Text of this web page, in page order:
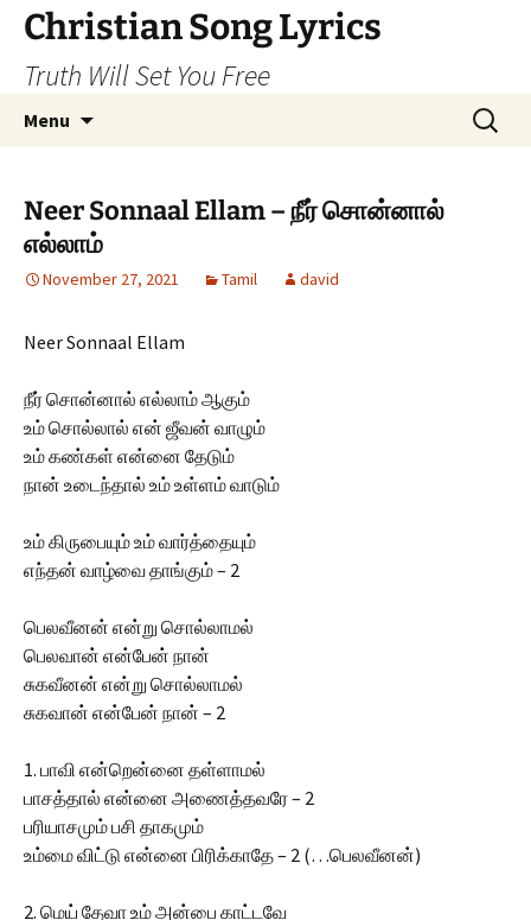
Skip
content
Christian Song Lyrics
Truth Will Set You Free
Menu
Search
for:
Neer Sonnaal Ellam – நீர் சொன்னால்
எல்லாம்
November 27, 2021 Tamil david
Neer Sonnaal Ellam
நீர் சொன்னால் எல்லாம் ஆகும்
உம் சொல்லால் என் ஜீவன் வாழும்
உம் கண்கள் என்னை தேடும்
நான் உடைந்தால் உம் உள்ளம் வாடும்
உம் கிருபையும் உம் வார்த்தையும்
எந்தன் வாழ்வை தாங்கும் – 2
பெலவீனன் என்று சொல்லாமல்
பெலவான் என்பேன் நான்
சுகவீனன் என்று சொல்லாமல்
சுகவான் என்பேன் நான் – 2
1. பாவி என்றென்னை தள்ளாமல்
பாசத்தால் என்னை அணைத்தவரே – 2
பரியாசமும் பசி தாகமும்
உம்மை விட்டு என்னை பிரிக்காதே – 2 (…பெலவீனன்)
2. மெய் தேவா உம் அன்பை காட்டவே